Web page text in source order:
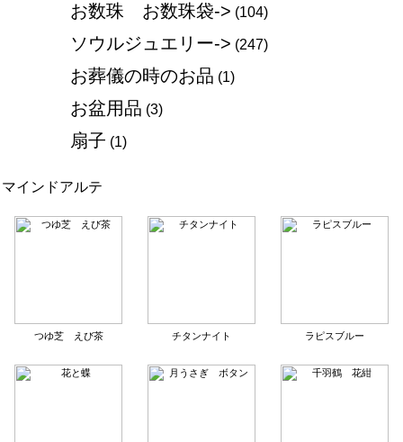
お数珠 お数珠袋-> (104)
ソウルジュエリー-> (247)
お葬儀の時のお品 (1)
お盆用品 (3)
扇子 (1)
マインドアルテ
つゆ芝 えび茶 チタンナイト ラピスブルー